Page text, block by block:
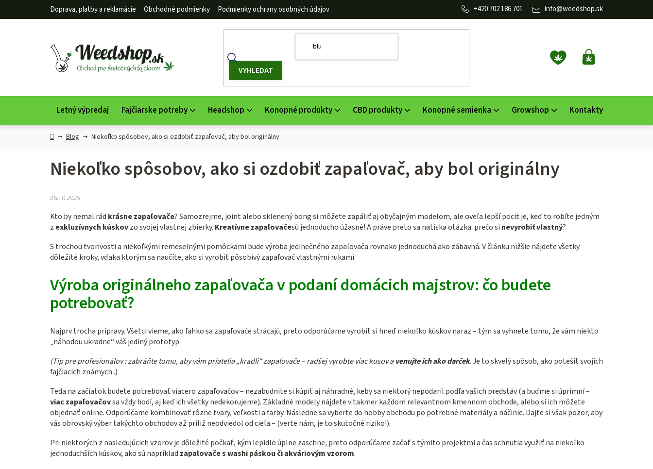
Doprava, platby a reklamácie Obchodné podmienky Podmienky ochrany osobných údajov info@weedshop.sk
702 186 701
NÁKUPNÝ
KOŠÍK
Letný výpredaj Fajčiarske potreby Headshop Konopné produkty CBD produkty Konopné semienka Growshop Kontakty
Domov
Blog Niekoľko spôsobov, ako si ozdobiť zapaľovač, aby bol originálny
Niekoľko spôsobov, ako si ozdobiť zapaľovač, aby bol originálny
26.10.2025
Kto by nemal rád krásne zapaľovače? Samozrejme, joint alebo sklenený bong si môžete zapáliť aj obyčajným modelom, ale oveľa lepší pocit je, keď to robíte jedným
z exkluzívnych kúskovzo svojej vlastnej zbierky. Kreatívne zapaľovačesú jednoducho úžasné! A práve preto sa natíska otázka: prečo si nevyrobiť vlastný?
S trochou tvorivosti a niekoľkými remeselnými pomôckami bude výroba jedinečného zapaľovača rovnako jednoduchá ako zábavná. V článku nižšie nájdete všetky
dôležité kroky, vďaka ktorým sa naučíte, ako si vyrobiť pôsobivý zapaľovač vlastnými rukami.
Výroba originálneho zapaľovača v podaní domácich majstrov: čo budete
potrebovať?
Najprv trocha prípravy. Všetci vieme, ako ľahko sa zapaľovače strácajú, preto odporúčame vyrobiť si hneď niekoľko kúskov naraz – tým sa vyhnete tomu, že vám niekto
„náhodou ukradne“ váš jediný prototyp.
(Tip pre profesionálov : zabráňte tomu, aby vám priatelia „kradli“ zapaľovače – radšej vyrobte viac kusov a venujte ich ako darček. Je to skvelý spôsob, ako potešiť svojich
fajčiacich známych .)
Teda na začiatok budete potrebovať viacero zapaľovačov – nezabudnite si kúpiť aj náhradné, keby sa niektorý nepodaril podľa vašich predstáv (a buďme si úprimní –
viac zapaľovačovsa vždy hodí, aj keď ich všetky nedekorujeme). Základné modely nájdete v takmer každom relevantnom kmennom obchode, alebo si ich môžete
objednať online. Odporúčame kombinovať rôzne tvary, veľkosti a farby. Následne sa vyberte do hobby obchodu po potrebné materiály a náčinie. Dajte si však pozor, aby
vás obrovský výber takýchto obchodov až príliž neodviedol od cieľa – (verte nám, je to skutočné riziko!).
Pri niektorých z nasledujúcich vzorov je dôležité počkať, kým lepidlo úplne zaschne, preto odporúčame začať s týmito projektmi a čas schnutia využiť na niekoľko
jednoduchších kúskov, ako sú napríklad zapaľovače s washi páskou či akváriovým vzorom.